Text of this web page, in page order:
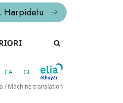
Harpidetu
CA GL
/ Machine translation